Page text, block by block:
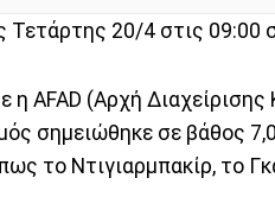
Τετάρτης 20/4 στις 09:00
AFAD (Αρχή
σημειώθηκε σε βάθος
το Ντιγιαρμπακίρ, το